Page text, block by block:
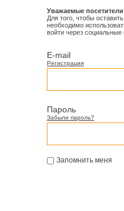
Уважаемые
Для того, чтобы
необходимо
войти через социальные
E-mail
Регистрация
Пароль
Забыли пароль?
Запомнить меня